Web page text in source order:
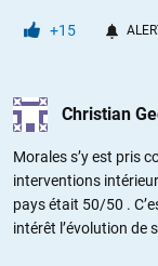
+15
Christian
Morales s’y est pris
interventions
pays était 50/50 .
intérêt l’évolution de